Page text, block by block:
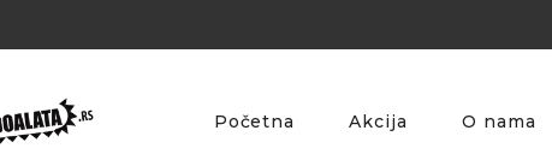
Početna Akcija O nama